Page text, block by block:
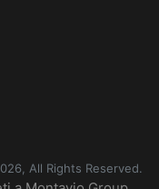
All Rights Reserved.